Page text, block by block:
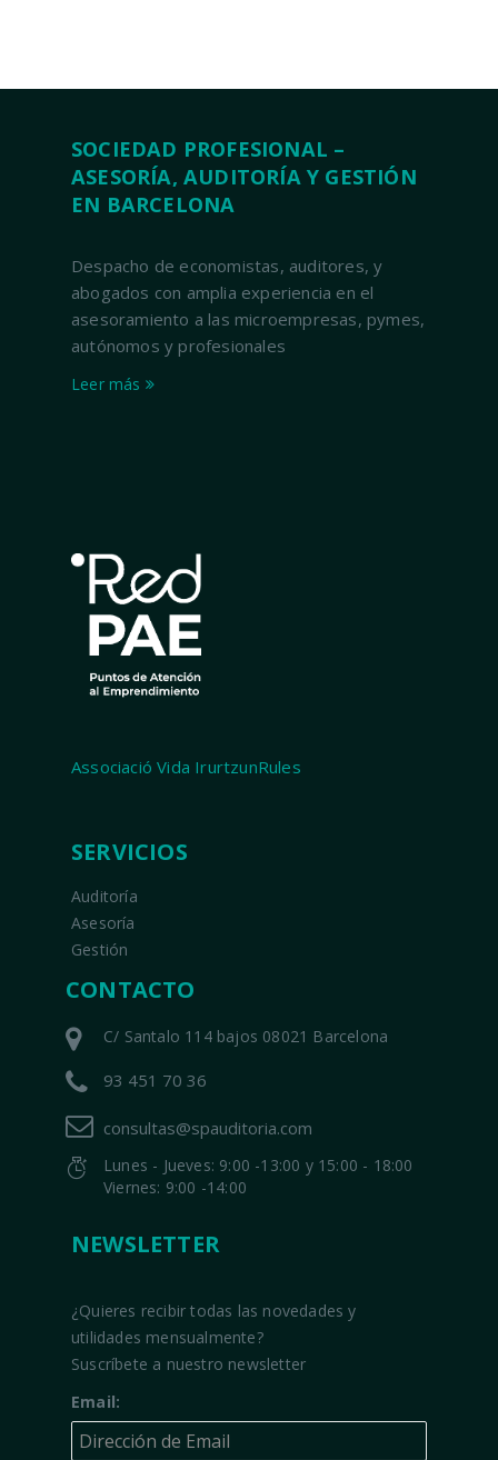
SOCIEDAD PROFESIONAL –
ASESORÍA, AUDITORÍA Y GESTIÓN
EN BARCELONA
Despacho de economistas, auditores, y
abogados con amplia experiencia en el
asesoramiento a las microempresas, pymes,
autónomos y profesionales
Leer más
Associació Vida IrurtzunRules
SERVICIOS
Auditoría
Asesoría
Gestión
CONTACTO
C/ Santalo 114 bajos 08021 Barcelona
93 451 70 36
consultas@spauditoria.com
Lunes - Jueves: 9:00 -13:00 y 15:00 - 18:00
Viernes: 9:00 -14:00
NEWSLETTER
¿Quieres recibir todas las novedades y
utilidades mensualmente?
Suscríbete a nuestro newsletter
Email: